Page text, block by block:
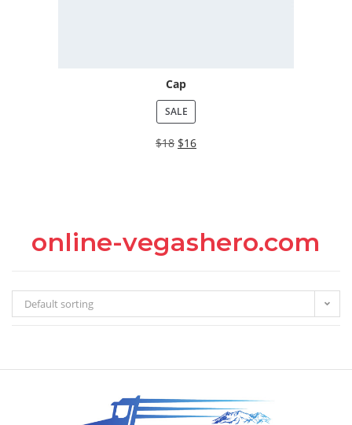
Cap
SALE
$18 $16
online-vegashero.com
Default sorting